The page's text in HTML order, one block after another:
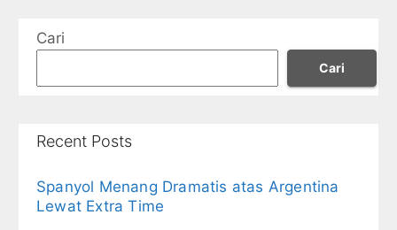
Cari
Cari
Recent Posts
Spanyol Menang Dramatis atas Argentina
Lewat Extra Time